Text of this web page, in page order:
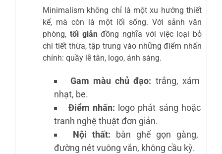
Minimalism không chỉ là một xu hướng thiết
kế, mà còn là một lối sống. Với sảnh văn
phòng, tối giản đồng nghĩa với việc loại bỏ
chi tiết thừa, tập trung vào những điểm nhấn
chính: quầy lễ tân, logo, ánh sáng.
Gam màu chủ đạo: trắng, xám
nhạt, be.
Điểm nhấn: logo phát sáng hoặc
tranh nghệ thuật đơn giản.
Nội thất: bàn ghế gọn gàng,
đường nét vuông vắn, không cầu kỳ.